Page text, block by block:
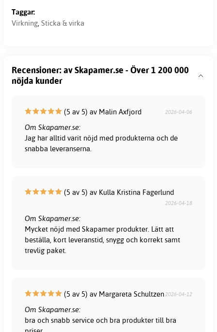
Taggar:
Virkning, Sticka & virka
Recensioner: av Skapamer.se - Över 1 200 000
nöjda kunder
(5 av 5) av Malin Axfjord 2026-04-06
Om Skapamer.se:
Jag har alltid varit nöjd med produkterna och de
snabba leveranserna.
(5 av 5) av Kulla Kristina Fagerlund
2026-04-18
Om Skapamer.se:
Mycket nöjd med Skapamer produkter. Lätt att
beställa, kort leveranstid, snygg och korrekt samt
trevlig paket.
(5 av 5) av Margareta Schultzen2026-04-12
Om Skapamer.se:
bra och snabb service och bra produkter till bra